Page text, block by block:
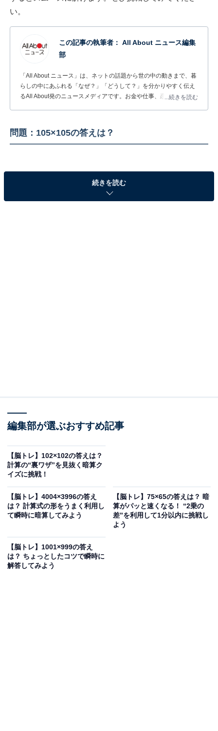
い。
この記事の執筆者： All About ニュース編集
部
「All About ニュース」は、ネットの話題から世の中の動きまで、暮
らしの中にあふれる「なぜ？」「どうして？」を分かりやすく伝え
るAll About発のニュースメディアです。お金や仕事、恋愛、ITに関
...続きを読む
問題：105×105の答えは？
ヒント：100を基準にバラバラにしてみよう！
続きを読む
編集部が選ぶおすすめ記事
【脳トレ】102×102の答えは？
計算の“裏ワザ”を見抜く暗算ク
イズに挑戦！
【脳トレ】4004×3996の答え
は？ 計算式の形をうまく利用し
て瞬時に暗算してみよう
【脳トレ】75×65の答えは？ 暗
算がパッと速くなる！ “2乗の
差”を利用して1分以内に挑戦し
よう
【脳トレ】1001×999の答え
は？ ちょっとしたコツで瞬時に
解答してみよう